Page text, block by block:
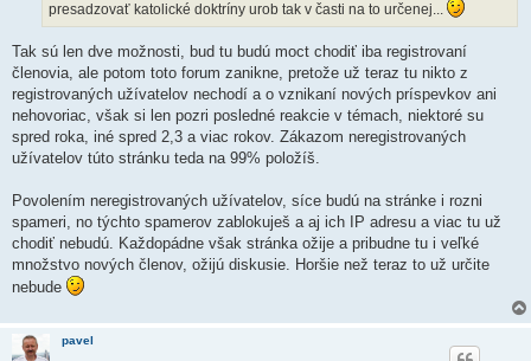
presadzovať katolické doktríny urob tak v časti na to určenej...
Tak sú len dve možnosti, bud tu budú moct chodiť iba registrovaní
členovia, ale potom toto forum zanikne, pretože už teraz tu nikto z
registrovaných užívatelov nechodí a o vznikaní nových príspevkov ani
nehovoriac, však si len pozri posledné reakcie v témach, niektoré su
spred roka, iné spred 2,3 a viac rokov. Zákazom neregistrovaných
užívatelov túto stránku teda na 99% položíš.
Povolením neregistrovaných užívatelov, síce budú na stránke i rozni
spameri, no týchto spamerov zablokuješ a aj ich IP adresu a viac tu už
chodiť nebudú. Každopádne však stránka ožije a pribudne tu i veľké
množstvo nových členov, ožijú diskusie. Horšie než teraz to už určite
nebude
pavel